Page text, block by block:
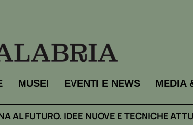
MUSEI EVENTI E NEWS MEDIA
AL FUTURO. IDEE NUOVE E TECNICHE